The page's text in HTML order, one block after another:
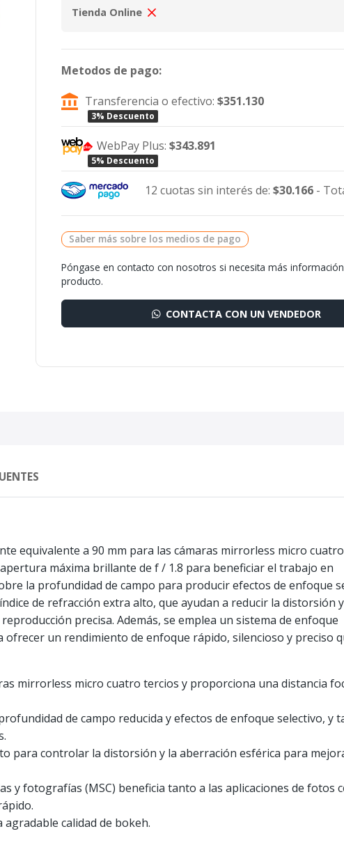
Tienda Online
Metodos de pago:
Transferencia o efectivo:$351.130
3% Descuento
WebPay Plus:$343.891
5% Descuento
12 cuotas sin interés de: $30.166-
Saber más sobre los medios de pago
Póngase en contacto con nosotros si necesita más
producto.
CONTACTA CON UN VENDEDOR
equivalente a 90 mm para las cámaras mirrorless micro
máxima brillante de f / 1.8 para beneficiar el trabajo en
la profundidad de campo para producir efectos de enfoque
de refracción extra alto, que ayudan a reducir la distorsión
precisa. Además, se emplea un sistema de enfoque
un rendimiento de enfoque rápido, silencioso y preciso
mirrorless micro cuatro tercios y proporciona una distancia
de campo reducida y efectos de enfoque selectivo, y
para controlar la distorsión y la aberración esférica para
y fotografías (MSC) beneficia tanto a las aplicaciones de fotos
calidad de bokeh.